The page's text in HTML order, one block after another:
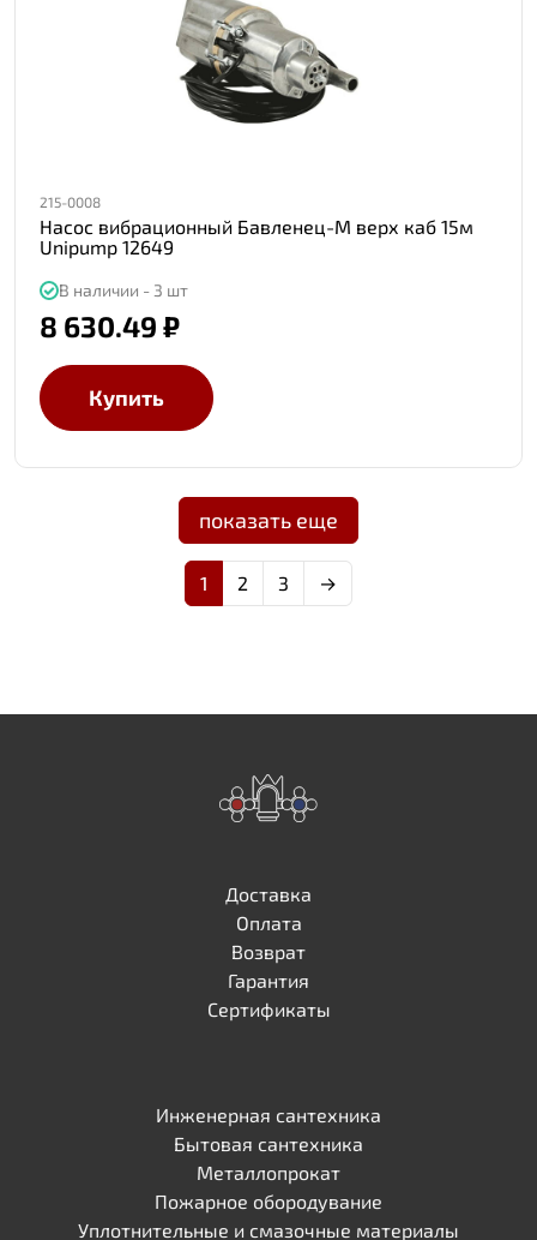
215-0008
Насос вибрационный Бавленец-М верх каб 15м
Unipump 12649
В наличии - 3 шт
8 630.49 ₽
Купить
показать еще
1 2 3 →
Доставка
Оплата
Возврат
Гарантия
Сертификаты
Инженерная сантехника
Бытовая сантехника
Металлопрокат
Пожарное обородувание
Уплотнительные и смазочные материалы